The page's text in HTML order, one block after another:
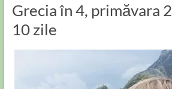
Grecia în 4, primăvara
10 zile